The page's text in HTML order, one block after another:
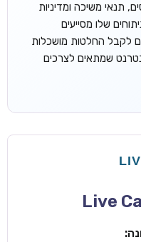
תנאי משיכה ומדיניות
שלו מסייעים
לקבל החלטות מושכלות
שמתאים לצרכים
Live